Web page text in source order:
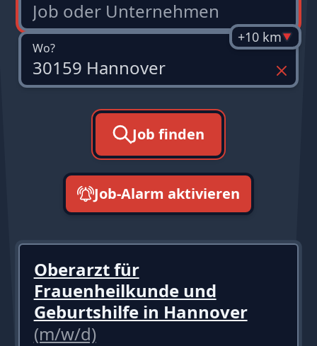
Wo?
+10 km
Job finden
Job-Alarm aktivieren
Oberarzt für
Frauenheilkunde und
Geburtshilfe in Hannover
(m/w/d)